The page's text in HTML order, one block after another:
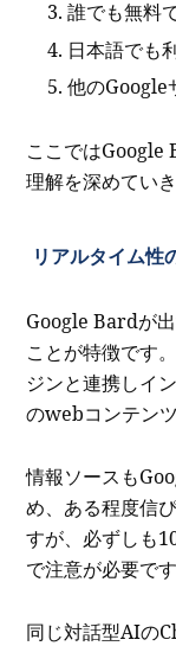
誰でも無料
日本語でも
他のGoogle
ここではGoogle
理解を深めていき
リアルタイム性
Google Bardが
ことが特徴です
ジンと連携しイ
のwebコンテン
情報ソースも
め、ある程度信
すが、必ずしも
で注意が必要です
同じ対話型AIの